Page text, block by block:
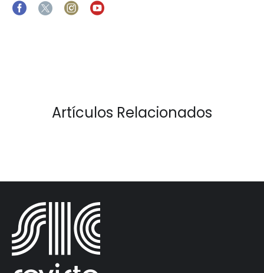
Artículos Relacionados